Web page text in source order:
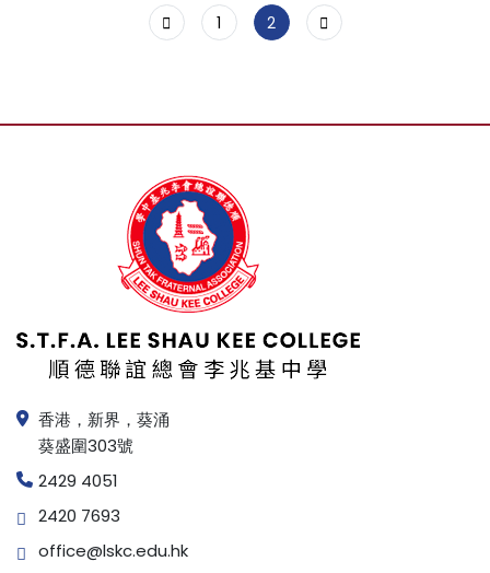
1 2
香港，新界，葵涌
葵盛圍303號
2429 4051
2420 7693
office@lskc.edu.hk